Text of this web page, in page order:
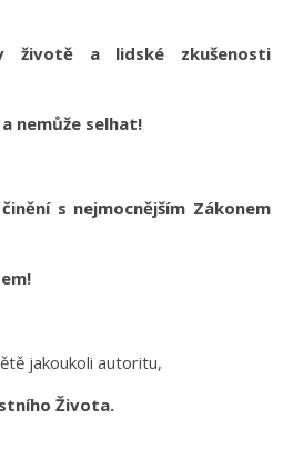
životě a lidské zkušenosti
nemůže selhat!
s nejmocnějším Zákonem
jakoukoli autoritu,
Života.